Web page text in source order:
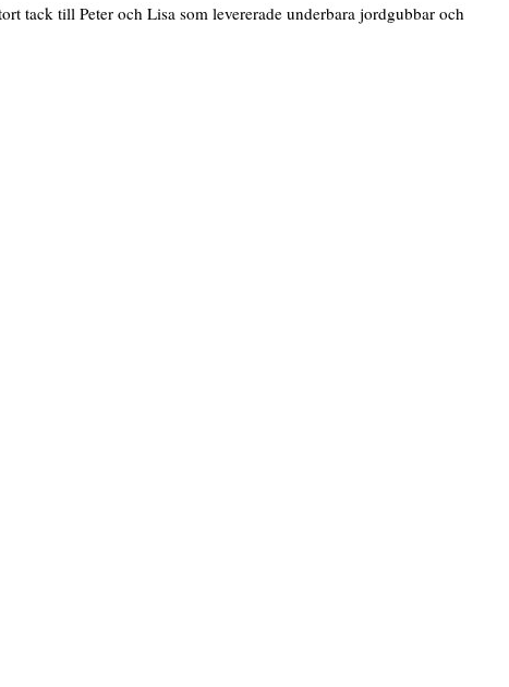
tack till Peter och Lisa som levererade underbara jordgubbar och